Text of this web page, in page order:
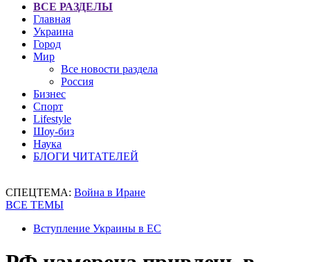
ВСЕ РАЗДЕЛЫ
Главная
Украина
Город
Мир
Все новости раздела
Россия
Бизнес
Спорт
Lifestyle
Шоу-биз
Наука
БЛОГИ ЧИТАТЕЛЕЙ
СПЕЦТЕМА: Война в Иране
ВСЕ ТЕМЫ
Вступление Украины в ЕС